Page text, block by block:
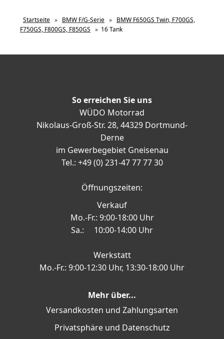
Startseite » BMW F/G-Serie » BMW F650GS Twin, F700GS,
F750GS, F800GS, F850GS » 16 Tank
So erreichen Sie uns
WÜDO Motorrad
Nikolaus-Groß-Str. 28, 44329 Dortmund-
Derne
im Gewerbegebiet Gneisenau
Tel.: +49 (0) 231-47 77 77 30
Öffnungszeiten:
Verkauf
Mo.-Fr.: 9:00-18:00 Uhr
Sa.: 10:00-14:00 Uhr
Werkstatt
Mo.-Fr.: 9:00-12:30 Uhr, 13:30-18:00 Uhr
Mehr über...
Versandkosten und Zahlungsarten
Privatsphäre und Datenschutz